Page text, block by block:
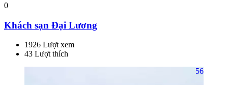
0
Khách sạn Đại Lương
1926 Lượt xem
43 Lượt thích
56